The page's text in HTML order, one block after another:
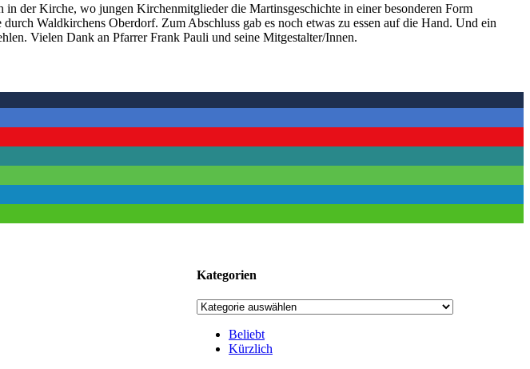
der Kirche, wo jungen Kirchenmitglieder die Martinsgeschichte in einer besonderen Form
Waldkirchens Oberdorf. Zum Abschluss gab es noch etwas zu essen auf die Hand. Und ein
Vielen Dank an Pfarrer Frank Pauli und seine Mitgestalter/Innen.
Kategorien
Kategorien
Beliebt
Kürzlich